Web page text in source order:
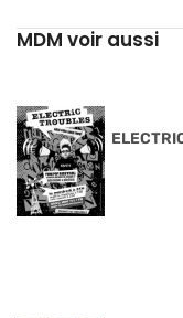
MDM voir aussi